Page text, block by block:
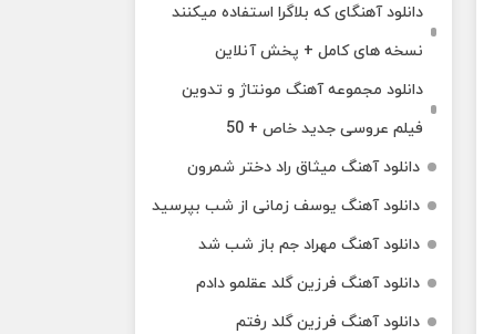
دانلود آهنگای که بلاگرا استفاده میکنند
نسخه های کامل + پخش آنلاین
دانلود مجموعه آهنگ مونتاژ و تدوین
فیلم عروسی جدید خاص + 50
دانلود آهنگ میثاق راد دختر شمرون
دانلود آهنگ یوسف زمانی از شب بپرسید
دانلود آهنگ مهراد جم باز شب شد
دانلود آهنگ فرزین گلد عقلمو دادم
دانلود آهنگ فرزین گلد رفتم